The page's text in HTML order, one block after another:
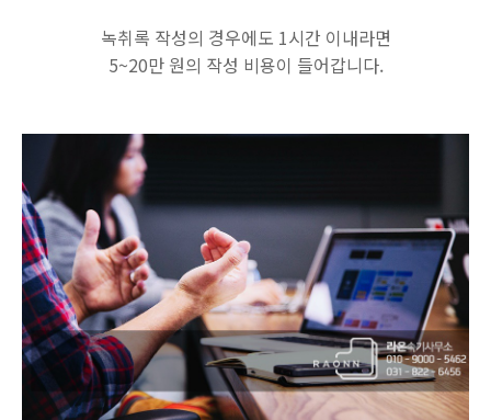
녹취록 작성의 경우에도 1시간 이내라면
5~20만 원의 작성 비용이 들어갑니다.